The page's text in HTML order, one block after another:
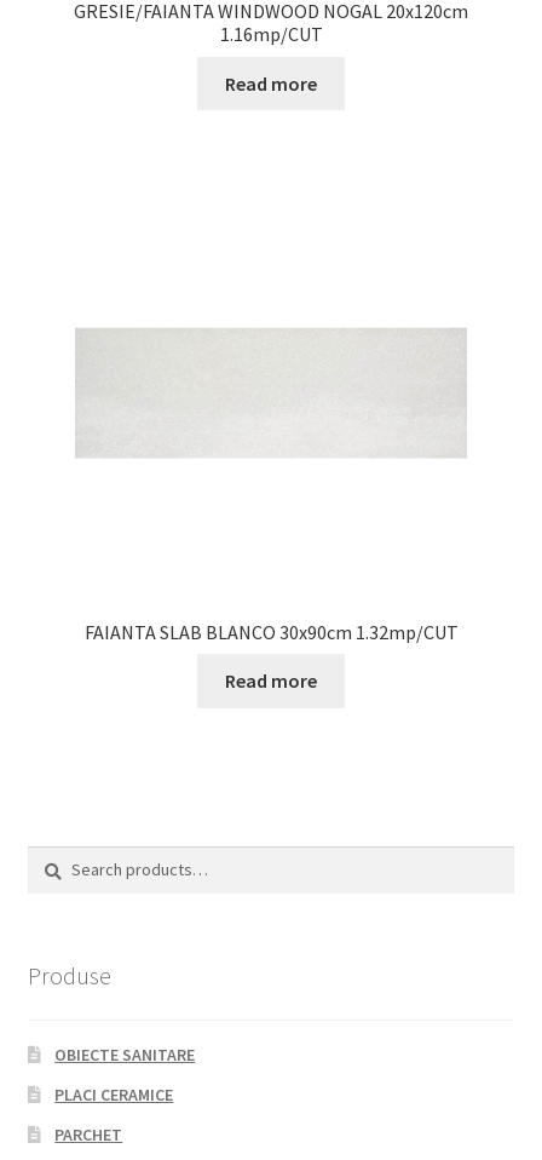
GRESIE/FAIANTA WINDWOOD NOGAL 20x120cm
1.16mp/CUT
Read more
FAIANTA SLAB BLANCO 30x90cm 1.32mp/CUT
Read more
Produse
OBIECTE SANITARE
PLACI CERAMICE
PARCHET